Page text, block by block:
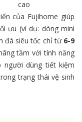
cao
của Fujihome giúp
ưu (ví dụ: dòng mini
đá siêu tốc chỉ từ 6-9
tầm với tính năng
người dùng tiết kiệm
trạng thái vệ sinh